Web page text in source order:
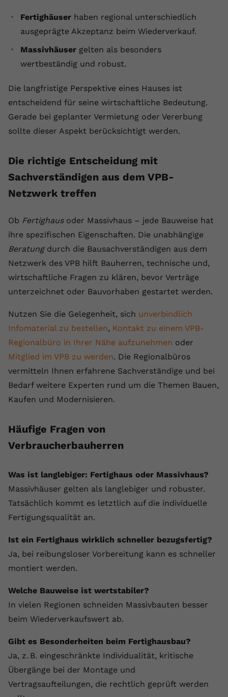
Fertighäuser haben regional unterschiedlich
ausgeprägte Akzeptanz beim Wiederverkauf.
Massivhäuser gelten als besonders
wertbeständig und robust.
Die langfristige Perspektive eines Hauses ist
entscheidend für seine wirtschaftliche Bedeutung.
Gerade bei geplanter Vermietung oder Vererbung
sollte dieser Aspekt berücksichtigt werden.
Die richtige Entscheidung mit
Sachverständigen aus dem VPB-
Netzwerk treffen
Ob Fertighausoder Massivhaus – jede Bauweise hat
ihre spezifischen Eigenschaften. Die unabhängige
Beratungdurch die Bausachverständigen aus dem
Netzwerk des VPB hilft Bauherren, technische und,
wirtschaftliche Fragen zu klären, bevor Verträge
unterzeichnet oder Bauvorhaben gestartet werden.
Nutzen Sie die Gelegenheit, sich unverbindlich
Infomaterial zu bestellen, Kontakt zu einem VPB-
Regionalbüro in Ihrer Nähe aufzunehmen oder
Mitglied im VPB zu werden. Die Regionalbüros
vermitteln Ihnen erfahrene Sachverständige und bei
Bedarf weitere Experten rund um die Themen Bauen,
Kaufen und Modernisieren.
Häufige Fragen von
Verbraucherbauherren
Was ist langlebiger: Fertighaus oder Massivhaus?
Massivhäuser gelten als langlebiger und robuster.
Tatsächlich kommt es letztlich auf die individuelle
Fertigungsqualität an.
Ist ein Fertighaus wirklich schneller bezugsfertig?
Ja, bei reibungsloser Vorbereitung kann es schneller
montiert werden.
Welche Bauweise ist wertstabiler?
In vielen Regionen schneiden Massivbauten besser
beim Wiederverkaufswert ab.
Gibt es Besonderheiten beim Fertighausbau?
Ja, z. B. eingeschränkte Individualität, kritische
Übergänge bei der Montage und
Vertragsaufteilungen, die rechtlich geprüft werden